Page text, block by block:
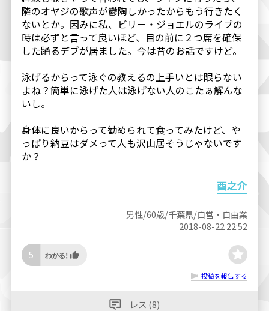
隣のオヤジの歌声が鬱陶しかったからもう行きたく
ないとか。因みに私、ビリー・ジョエルのライブの
時は必ずと言って良いほど、目の前に２つ席を確保
した踊るデブが居ました。今は昔のお話ですけど。
泳げるからって泳ぐの教えるの上手いとは限らない
よね？簡単に泳げた人は泳げない人のこたぁ解んな
いし。
身体に良いからって勧められて食ってみたけど、や
っぱり納豆はダメって人も沢山居そうじゃないです
か？
酉之介
男性/60歳/千葉県/自営・自由業
2018-08-22 22:52
5
投稿を報告する
レス (8)